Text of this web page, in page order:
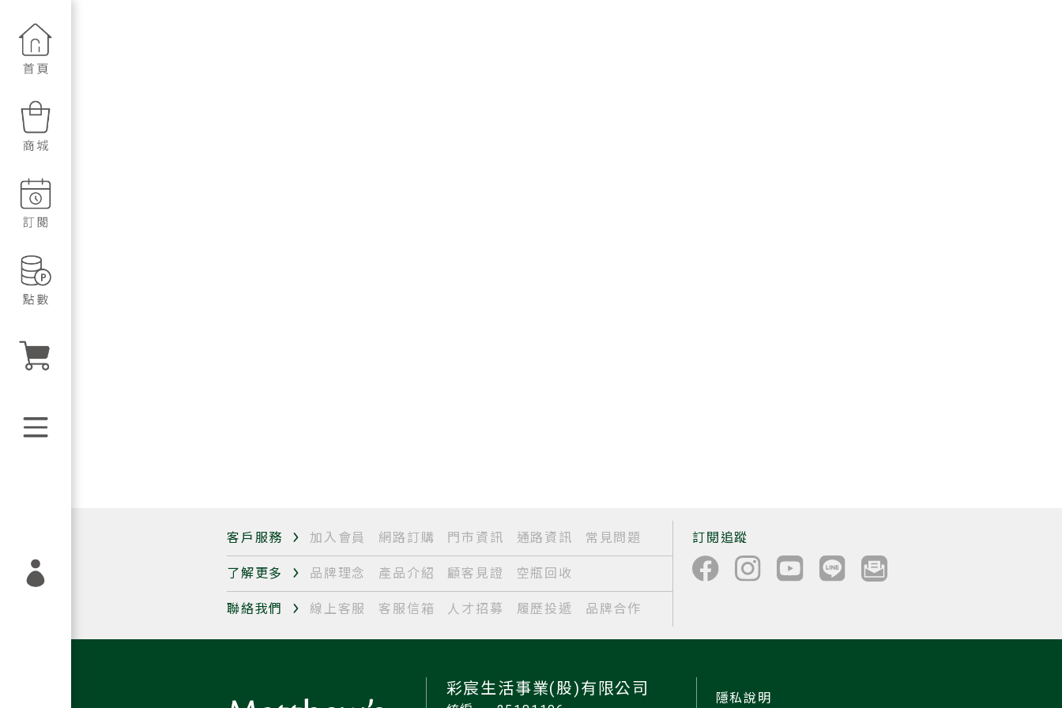
客戶服務 加入會員 網路訂購 門市資訊 通路資訊 常見問題
了解更多 品牌理念 產品介紹 顧客見證 空瓶回收
聯絡我們 線上客服 客服信箱 人才招募 履歷投遞 品牌合作
訂閱追蹤
彩宸生活事業(股)有限公司
隱私說明